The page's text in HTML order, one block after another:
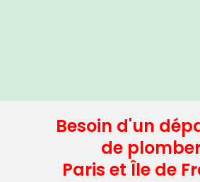
Besoin d'un
de
Paris et Île de